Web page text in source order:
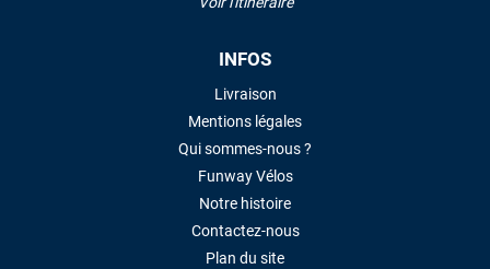
INFOS
Livraison
Mentions légales
Qui sommes-nous ?
Funway Vélos
Notre histoire
Contactez-nous
Plan du site